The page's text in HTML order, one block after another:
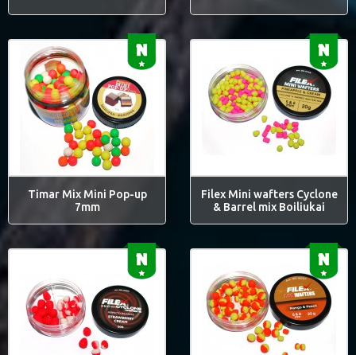
Timar Mix Mini Pop-up
7mm
Filex Mini wafters Cyclone
& Barrel mix Boiliukai